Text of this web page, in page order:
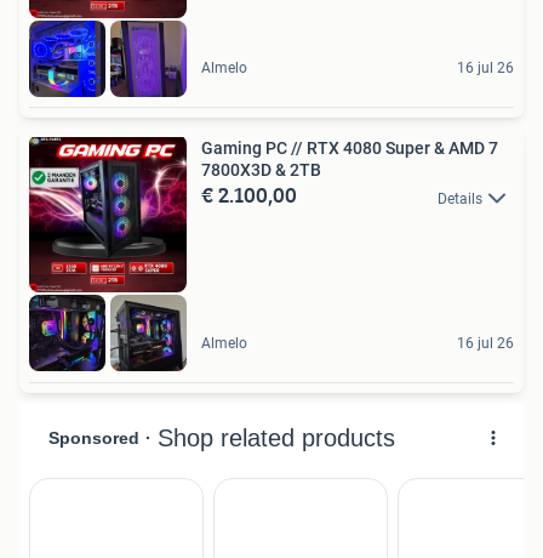
Almelo 16 jul 26
Gaming PC // RTX 4080 Super & AMD 7
7800X3D & 2TB
€ 2.100,00 Details
Almelo 16 jul 26